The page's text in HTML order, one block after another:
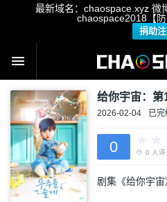
最新域名：chaospace.xyz 微
chaospace2018【
捐助
给你宇宙：第
2026-02-04 已完
0
剧集《给你宇宙